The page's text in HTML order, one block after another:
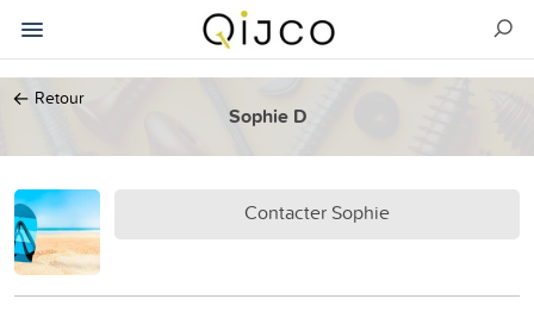
← Retour
Sophie D
Contacter Sophie